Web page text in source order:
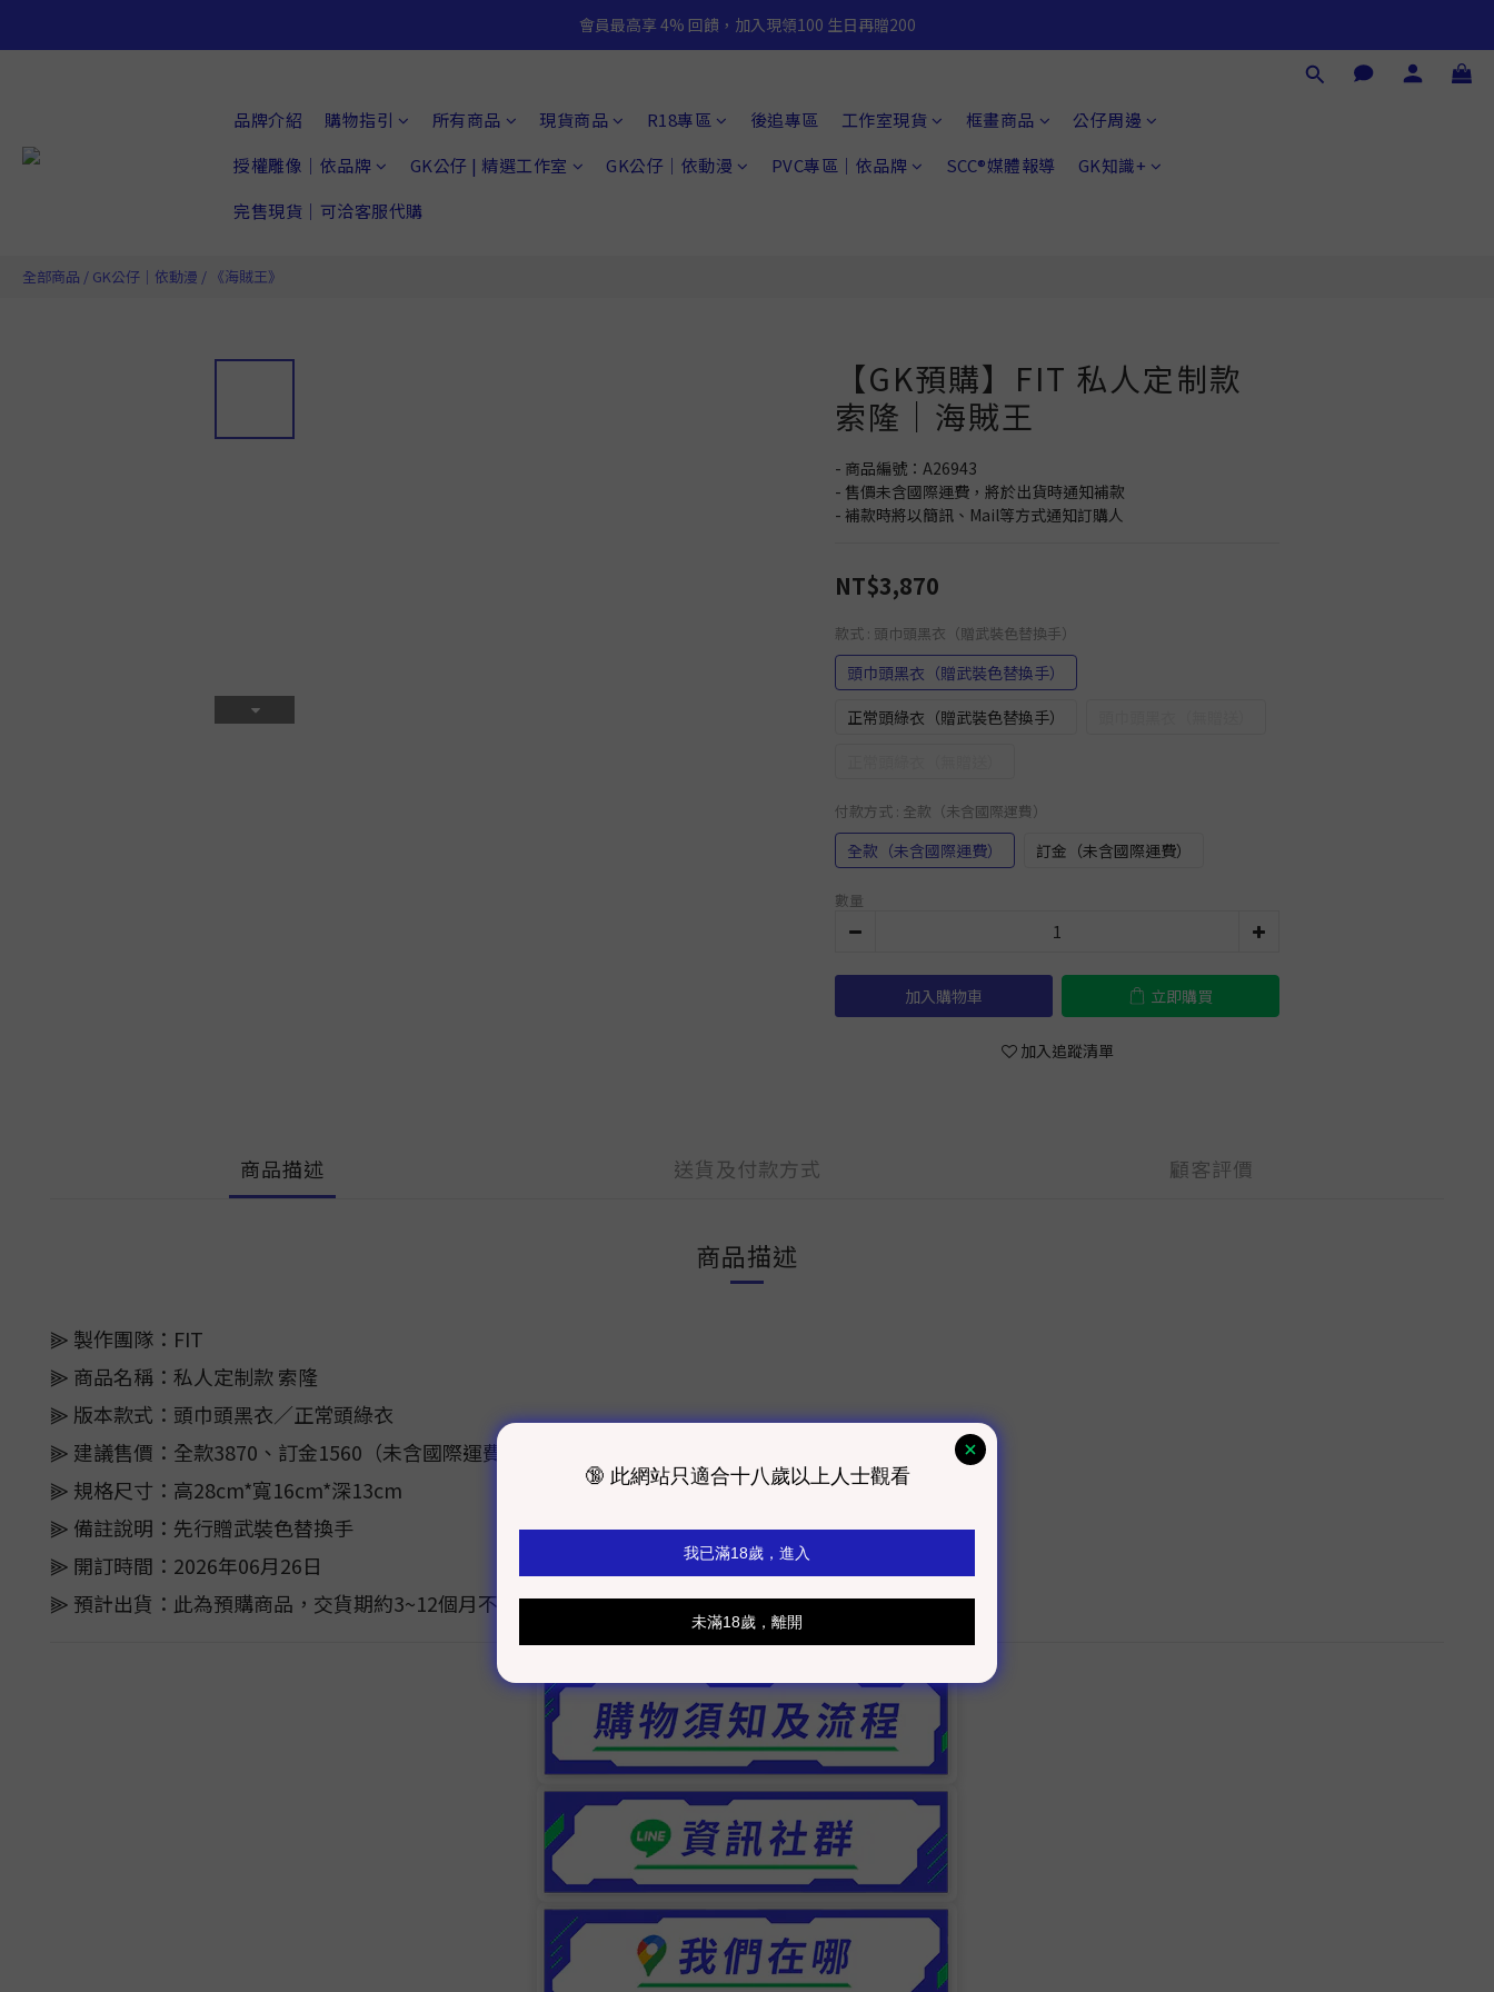
會員最高享 4% 回饋，加入現領100 生日再贈200
品牌介紹 購物指引 所有商品 現貨商品 R18專區 後追專區 工作室現貨 框畫商品
公仔周邊
授權雕像｜依品牌
GK公仔 | 精選工作室 GK公仔｜依動漫 PVC專區｜依品牌 SCC®媒體報導
GK知識+
完售現貨｜可洽客服代購
全部商品 / GK公仔｜依動漫 / 《海賊王》
【GK預購】FIT 私人定制款
索隆｜海賊王
- 商品編號：A26943
- 售價未含國際運費，將於出貨時通知補款
- 補款時將以簡訊、Mail等方式通知訂購人
NT$3,870
款式 : 頭巾頭黑衣（贈武裝色替換手）
頭巾頭黑衣（贈武裝色替換手）
正常頭綠衣（贈武裝色替換手）
付款方式 : 全款（未含國際運費）
全款（未含國際運費） 訂金（未含國際運費）
數量
加入購物車 立即購買
加入追蹤清單
商品描述 送貨及付款方式 顧客評價
商品描述
⫸ 製作團隊：FIT
⫸ 商品名稱：私人定制款 索隆
⫸ 版本款式：頭巾頭黑衣／正常頭綠衣
⫸ 建議售價：全款3870、訂金1560（未含國際運費）
⫸ 規格尺寸：高28cm*寬16cm*深13cm
⫸ 備註說明：先行贈武裝色替換手
⫸ 開訂時間：2026年06月26日
⫸ 預計出貨：此為預購商品，交貨期約3~12個月不等 ，實際出貨日依品牌方為主。
立即購買